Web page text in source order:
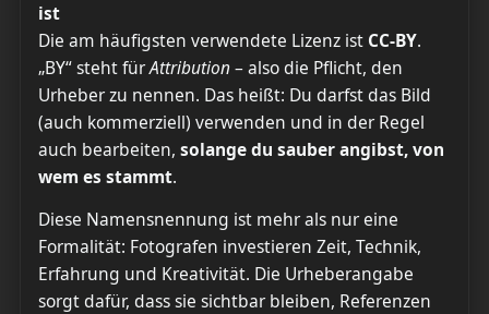
ist
Die am häufigsten verwendete Lizenz ist CC-BY.
„BY“ steht fürAttribution– also die Pflicht, den
Urheber zu nennen. Das heißt: Du darfst das Bild
(auch kommerziell) verwenden und in der Regel
auch bearbeiten, solange du sauber angibst, von
wem es stammt.
Diese Namensnennung ist mehr als nur eine
Formalität: Fotografen investieren Zeit, Technik,
Erfahrung und Kreativität. Die Urheberangabe
sorgt dafür, dass sie sichtbar bleiben, Referenzen